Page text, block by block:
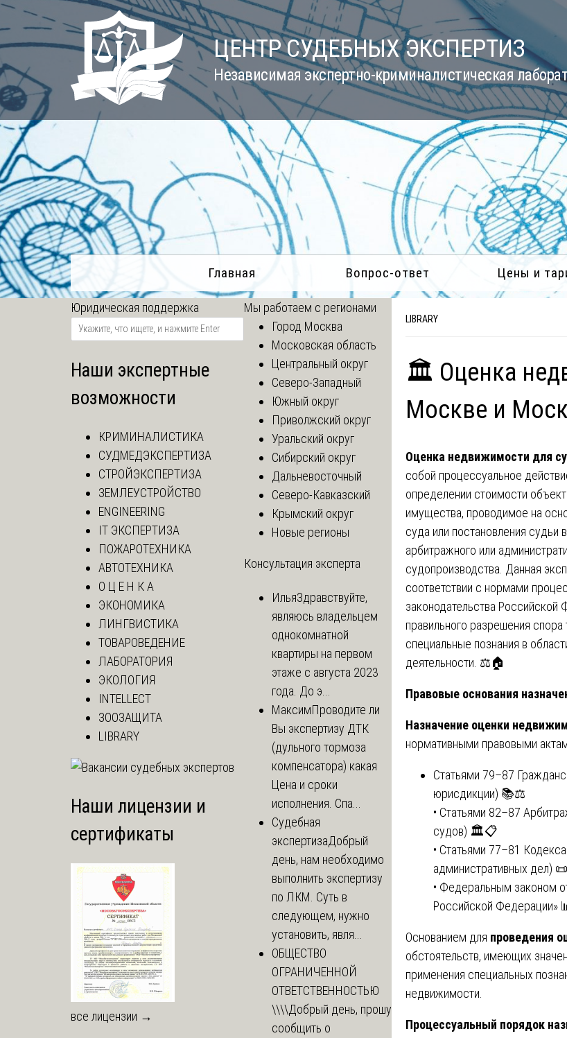
Skip
to
content
ЦЕНТР СУДЕБНЫХ ЭКСПЕРТИЗ
Независимая экспертно-криминалистическая
Главная Вопрос-ответ Цены и
LIBRARY
🏛️ Оценка
Москве и
Оценка недвижимости для
собой процессуальное
определении стоимости
имущества, проводимое на
суда или постановления судьи
арбитражного или
судопроизводства. Данная
соответствии с нормами
законодательства Российской
правильного разрешения спора
специальные познания в
деятельности. ⚖️🏠
Правовые основания
Назначение оценки
нормативными правовыми
Статьями 79–87
юрисдикции) 📚⚖️
• Статьями 82–87
судов) 🏛️📋
• Статьями 77–81
административных дел)
• Федеральным законом
Российской
Основанием для проведения
обстоятельств, имеющих
применения специальных
недвижимости.
Процессуальный порядок
Юридическая поддержка
Наши экспертные
возможности
КРИМИНАЛИСТИКА
СУДМЕДЭКСПЕРТИЗА
СТРОЙЭКСПЕРТИЗА
ЗЕМЛЕУСТРОЙСТВО
ENGINEERING
IT ЭКСПЕРТИЗА
ПОЖАРОТЕХНИКА
АВТОТЕХНИКА
О Ц Е Н К А
ЭКОНОМИКА
ЛИНГВИСТИКА
ТОВАРОВЕДЕНИЕ
ЛАБОРАТОРИЯ
ЭКОЛОГИЯ
INTELLECT
ЗООЗАЩИТА
LIBRARY
Наши лицензии и
сертификаты
все лицензии →
Мы работаем с регионами
Город Москва
Московская область
Центральный округ
Северо-Западный
Южный округ
Приволжский округ
Уральский округ
Сибирский округ
Дальневосточный
Северо-Кавказский
Крымский округ
Новые регионы
Консультация эксперта
ИльяЗдравствуйте,
являюсь владельцем
однокомнатной
квартиры на первом
этаже с августа 2023
года. До э...
МаксимПроводите ли
Вы экспертизу ДТК
(дульного тормоза
компенсатора) какая
Цена и сроки
исполнения. Спа...
Судебная
экспертизаДобрый
день, нам необходимо
выполнить экспертизу
по ЛКМ. Суть в
следующем, нужно
установить, явля...
ОБЩЕСТВО
ОГРАНИЧЕННОЙ
ОТВЕТСТВЕННОСТЬЮ
\\\\Добрый день, прошу
сообщить о